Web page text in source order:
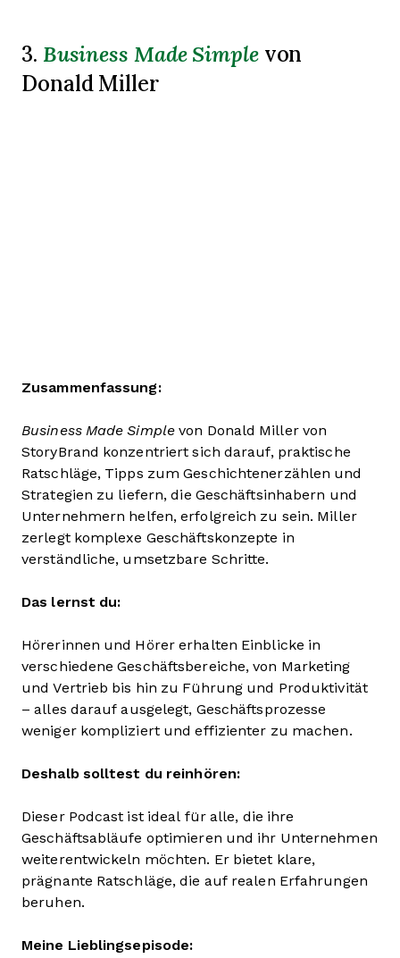
3. Business Made Simplevon
Donald Miller
Zusammenfassung:
Business Made Simple von Donald Miller von
StoryBrand konzentriert sich darauf, praktische
Ratschläge, Tipps zum Geschichtenerzählen und
Strategien zu liefern, die Geschäftsinhabern und
Unternehmern helfen, erfolgreich zu sein. Miller
zerlegt komplexe Geschäftskonzepte in
verständliche, umsetzbare Schritte.
Das lernst du:
Hörerinnen und Hörer erhalten Einblicke in
verschiedene Geschäftsbereiche, von Marketing
und Vertrieb bis hin zu Führung und Produktivität
– alles darauf ausgelegt, Geschäftsprozesse
weniger kompliziert und effizienter zu machen.
Deshalb solltest du reinhören:
Dieser Podcast ist ideal für alle, die ihre
Geschäftsabläufe optimieren und ihr Unternehmen
weiterentwickeln möchten. Er bietet klare,
prägnante Ratschläge, die auf realen Erfahrungen
beruhen.
Meine Lieblingsepisode: